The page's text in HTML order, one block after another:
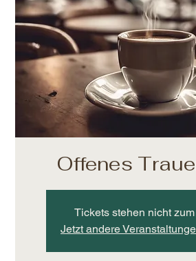
Offenes
Tickets stehen nicht
Jetzt andere